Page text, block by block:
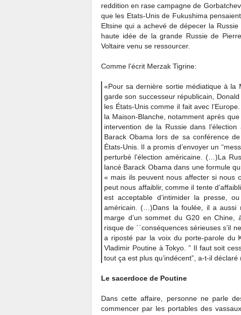
reddition en rase campagne de
que les Etats-Unis de Fukushima
Eltsine qui a achevé de dépecer la
haute idée de la grande Russie de
Voltaire venu se ressourcer.
Comme l’écrit Merzak Tigrine:
«Pour sa dernière sortie médiatique à la
garde son successeur républicain,
les États-Unis comme il fait avec
la Maison-Blanche, notamment après
intervention de la Russie dans
Barack Obama lors de sa conférence
États-Unis. Il a promis d’envoyer un
perturbé l’élection américaine. (…)La
lancé Barack Obama dans une formule
« mais ils peuvent nous affecter si nous
peut nous affaiblir, comme il tente
est acceptable d’intimider la presse,
américain. (…)Dans la foulée, il a aussi
marge d’un sommet du G20 en Chine,
risque de ´´conséquences sérieuses s’il
a riposté par la voix du porte-parole du
Vladimir Poutine à Tokyo. ” Il faut soit
tout ça est plus qu’indécent”, a-t-il déclaré
Le sacerdoce de Poutine
Dans cette affaire, personne ne parle
commencer par les portables des